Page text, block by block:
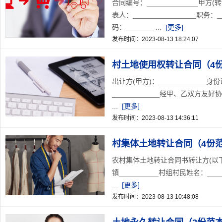
合同编号：_____________甲方(
表人：________________职务：
码：_______ ...
[更多]
发布时间：2023-08-13 18:24:07
村土地使用权转让合同（4
出让方(甲方)：____________身
____________经甲、乙双方友好
[更多]
发布时间：2023-08-13 14:36:11
村集体土地转让合同（4份
农村集体土地转让合同书转让方(
镇__________村组村民姓名：
[更多]
发布时间：2023-08-13 10:48:08